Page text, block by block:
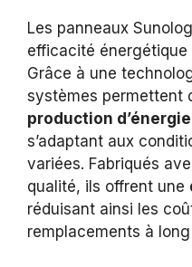
Les panneaux
efficacité
Grâce à une
systèmes permettent
production
s’adaptant aux
variées. Fabriqués
qualité, ils offrent une
réduisant ainsi les
remplacements à